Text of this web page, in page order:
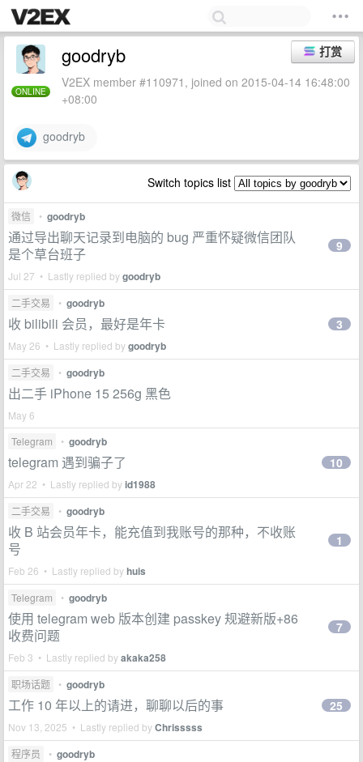
ONLINE
打赏
goodryb
V2EX member #110971, joined on 2015-04-14 16:48:00
+08:00
goodryb
Switch topics list
微信 • goodryb
通过导出聊天记录到电脑的 bug 严重怀疑微信团队
是个草台班子
Jul 27 • Lastly replied bygoodryb
9
二手交易 • goodryb
收 bilibili 会员，最好是年卡
May 26 • Lastly replied bygoodryb
3
二手交易 • goodryb
出二手 iPhone 15 256g 黑色
May 6
Telegram
• goodryb
telegram 遇到骗子了
Apr 22 • Lastly replied byid1988
10
二手交易 • goodryb
收 B 站会员年卡，能充值到我账号的那种，不收账
号
Feb 26 • Lastly replied byhuis
1
Telegram • goodryb
使用 telegram web 版本创建 passkey 规避新版+86
收费问题
Feb 3 • Lastly replied byakaka258
7
职场话题 • goodryb
工作 10 年以上的请进，聊聊以后的事
Nov 13, 2025 • Lastly replied byChrisssss
25
程序员 • goodryb